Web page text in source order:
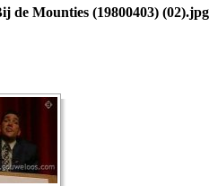
de Mounties (19800403) (02).jpg